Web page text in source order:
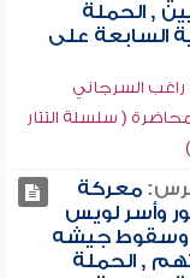
, الحملة
السابعة على
راغب السرجاني
( سلسلة التتار
معركة
وأسر لويس
وسقوط جيشه
, الحملة